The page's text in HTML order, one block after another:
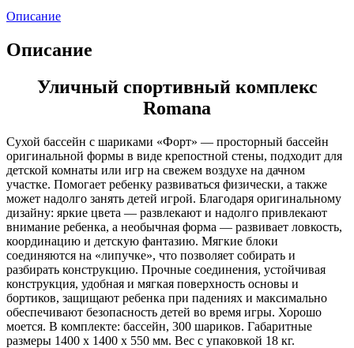
Описание
Описание
Уличный спортивный комплекс
Romana
Сухой бассейн с шариками «Форт» — просторный бассейн
оригинальной формы в виде крепостной стены, подходит для
детской комнаты или игр на свежем воздухе на дачном
участке. Помогает ребенку развиваться физически, а также
может надолго занять детей игрой. Благодаря оригинальному
дизайну: яркие цвета — развлекают и надолго привлекают
внимание ребенка, а необычная форма — развивает ловкость,
координацию и детскую фантазию. Мягкие блоки
соединяются на «липучке», что позволяет собирать и
разбирать конструкцию. Прочные соединения, устойчивая
конструкция, удобная и мягкая поверхность основы и
бортиков, защищают ребенка при падениях и максимально
обеспечивают безопасность детей во время игры. Хорошо
моется. В комплекте: бассейн, 300 шариков. Габаритные
размеры 1400 х 1400 x 550 мм. Вес с упаковкой 18 кг.